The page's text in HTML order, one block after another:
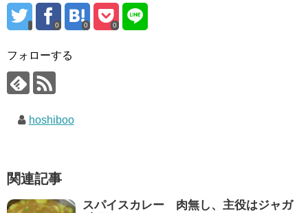
0 0 0
フォローする
hoshiboo
関連記事
スパイスカレー 肉無し、主役はジャガ